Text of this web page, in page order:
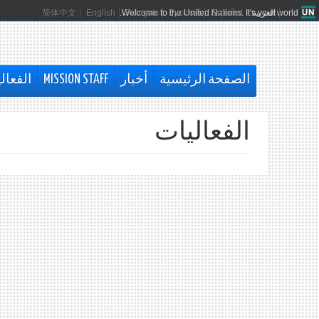
Welcome to the United Nations. It's your world.
العربية 简体中文 English Français Русский Español
الصفحة الرئيسية أخبار MISSION STAFF
الفعاليات